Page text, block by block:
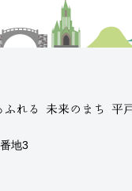
地3